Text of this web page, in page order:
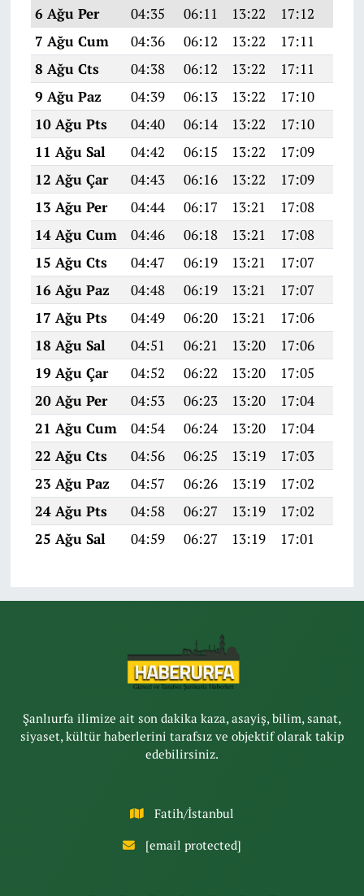
6 Ağu Per 04:35 06:11 13:22 17:12
7 Ağu Cum
04:36 06:12 13:22 17:11
8 Ağu Cts
04:38 06:12 13:22 17:11
9 Ağu Paz
04:39 06:13 13:22 17:10
10 Ağu Pts
04:40 06:14 13:22 17:10
11 Ağu Sal
04:42 06:15 13:22 17:09
12 Ağu Çar
04:43 06:16 13:22 17:09
13 Ağu Per
04:44 06:17 13:21 17:08
14 Ağu Cum
04:46 06:18 13:21 17:08
15 Ağu Cts
04:47 06:19 13:21 17:07
16 Ağu Paz
04:48 06:19 13:21 17:07
17 Ağu Pts
04:49 06:20 13:21 17:06
18 Ağu Sal
04:51 06:21 13:20 17:06
19 Ağu Çar
04:52 06:22 13:20 17:05
20 Ağu Per
04:53 06:23 13:20 17:04
21 Ağu Cum
04:54 06:24 13:20 17:04
22 Ağu Cts
04:56 06:25 13:19 17:03
23 Ağu Paz
04:57 06:26 13:19 17:02
24 Ağu Pts
04:58 06:27 13:19 17:02
25 Ağu Sal
04:59 06:27 13:19 17:01
Şanlıurfa ilimize ait son dakika kaza, asayiş, bilim, sanat,
siyaset, kültür haberlerini tarafsız ve objektif olarak takip
edebilirsiniz.
Fatih/İstanbul
[email protected]